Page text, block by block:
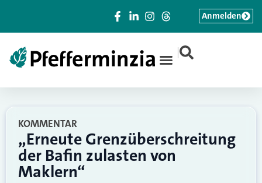
|
Anmelden
KOMMENTAR
„Erneute Grenzüberschreitung
der Bafin zulasten von
Maklern“